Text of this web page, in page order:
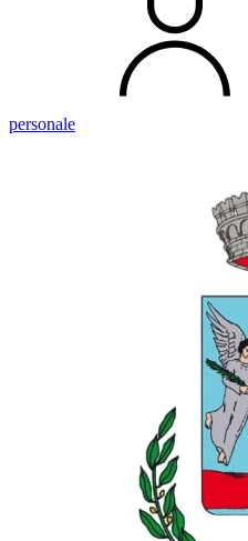
personale